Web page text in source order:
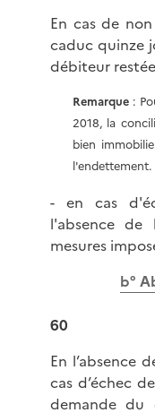
En cas de
caduc quinze
débiteur
Remarque:
2018, la
bien
l'endettement.
- en cas
l'absence de
mesures
b°
60
En l’absence
cas d’échec
demande du